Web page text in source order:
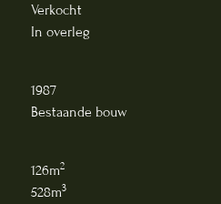
Verkocht
In overleg
1987
Bestaande bouw
126m2
528m3